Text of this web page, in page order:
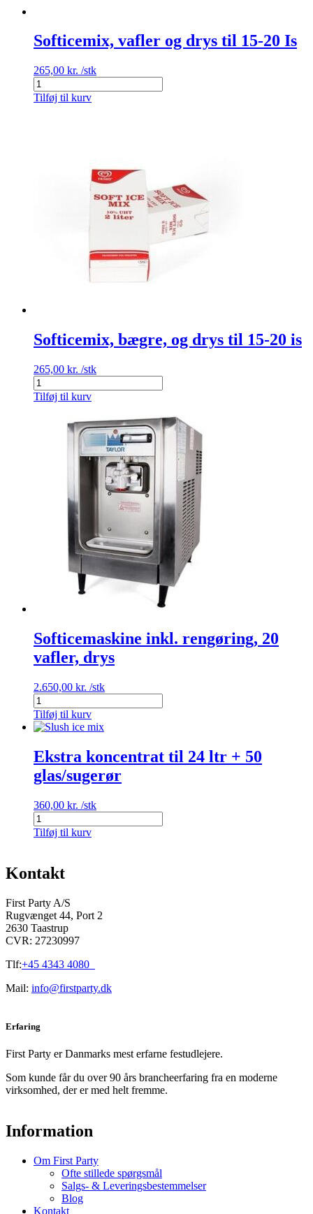
Softicemix, vafler og drys til 15-20 Is
265,00 kr. /stk
Softicemix,
vafler
Tilføj til kurv
Softicemix, bægre, og drys til 15-20 is
265,00 kr. /stk
Softicemix,
bægre,
Tilføj til kurv
Softicemaskine inkl. rengøring, 20
vafler, drys
2.650,00 kr. /stk
Softicemaskine
inkl.
rengøring,
vafler,
drys
antal
Tilføj til kurv
Ekstra koncentrat til 24 ltr + 50
glas/sugerør
360,00 kr. /stk
Ekstra
koncentrat
ltr
+
glas/sugerør
antal
Tilføj til kurv
Kontakt
First Party A/S
Rugvænget 44, Port 2
2630 Taastrup
CVR: 27230997
Tlf:+45 4343 4080
Mail: info@firstparty.dk
Erfaring
First Party er Danmarks mest erfarne festudlejere.
Som kunde får du over 90 års brancheerfaring fra en moderne
virksomhed, der er med helt fremme.
Information
Om First Party
Ofte stillede spørgsmål
Salgs- & Leveringsbestemmelser
Blog
Kontakt